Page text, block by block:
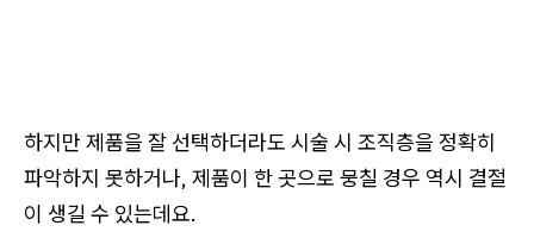
하지만 제품을 잘 선택하더라도 시술 시 조직층을 정확히
파악하지 못하거나, 제품이 한 곳으로 뭉칠 경우 역시 결절
이 생길 수 있는데요.